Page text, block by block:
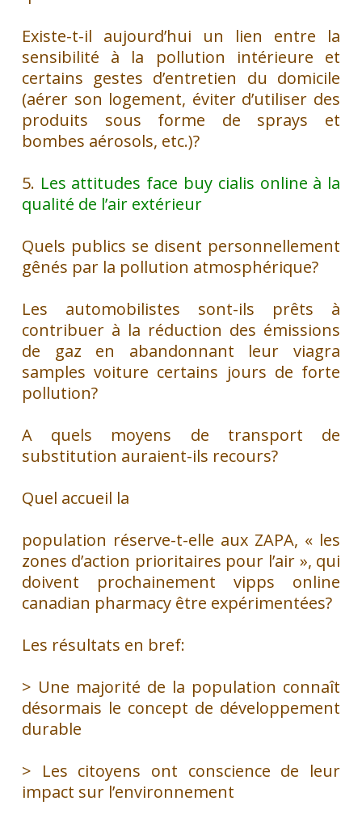
Existe-t-il aujourd’hui un lien entre la
sensibilité à la pollution intérieure et
certains gestes d’entretien du domicile
(aérer son logement, éviter d’utiliser des
produits sous forme de sprays et
bombes aérosols, etc.)?
5. Les attitudes face buy cialis online à la
qualité de l’air extérieur
Quels publics se disent personnellement
gênés par la pollution atmosphérique?
Les automobilistes sont-ils prêts à
contribuer à la réduction des émissions
de gaz en abandonnant leurviagra
samples voiture certains jours de forte
pollution?
A quels moyens de transport de
substitution auraient-ils recours?
Quel accueil la
population réserve-t-elle aux ZAPA, « les
zones d’action prioritaires pour l’air », qui
doivent prochainementvipps online
canadian pharmacyêtre expérimentées?
Les résultats en bref:
> Une majorité de la population connaît
désormais le concept de développement
durable
> Les citoyens ont conscience de leur
impact sur l’environnement